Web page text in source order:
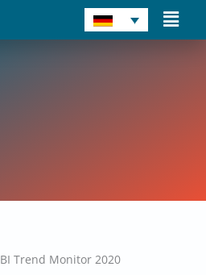
Main
BI Trend Monitor 2020